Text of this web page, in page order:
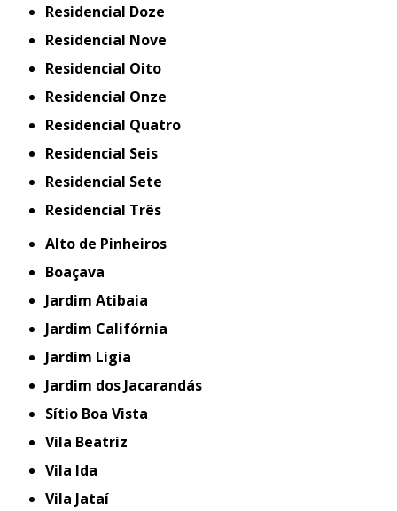
Residencial Doze
Residencial Nove
Residencial Oito
Residencial Onze
Residencial Quatro
Residencial Seis
Residencial Sete
Residencial Três
Alto de Pinheiros
Boaçava
Jardim Atibaia
Jardim Califórnia
Jardim Ligia
Jardim dos Jacarandás
Sítio Boa Vista
Vila Beatriz
Vila Ida
Vila Jataí